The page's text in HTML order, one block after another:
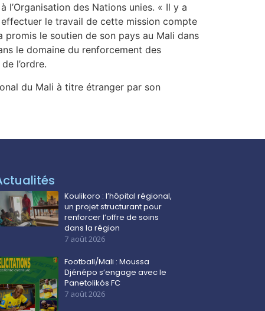
des Nations unies. « Il y a
le travail de cette mission compte
promis le soutien de son pays au Mali dans
le domaine du renforcement des
l’ordre.
du Mali à titre étranger par son
Koulikoro : l’hôpital régional,
un projet structurant pour
renforcer l’offre de soins
dans la région
7 août 2026
Football/Mali : Moussa
Djénépo s’engage avec le
Panetolikós FC
7 août 2026